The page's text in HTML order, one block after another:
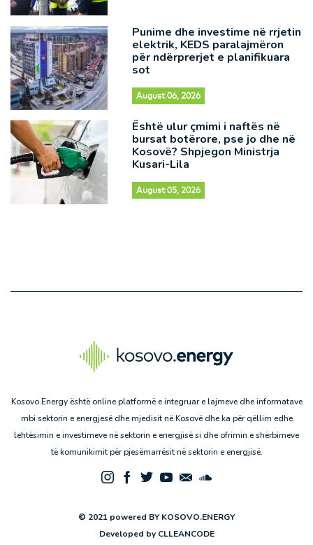
Punime dhe investime në rrjetin
elektrik, KEDS paralajmëron
për ndërprerjet e planifikuara
sot
August 06, 2026
Është ulur çmimi i naftës në
bursat botërore, pse jo dhe në
Kosovë? Shpjegon Ministrja
Kusari-Lila
August 05, 2026
Kosovo.Energy është online platformë e integruar e lajmeve dhe informatave
mbi sektorin e energjesë dhe mjedisit në Kosovë dhe ka për qëllim edhe
lehtësimin e investimeve në sektorin e energjisë si dhe ofrimin e shërbimeve
të komunikimit për pjesëmarrësit në sektorin e energjisë.
© 2021 powered BY KOSOVO.ENERGY
Developed by CLLEANCODE